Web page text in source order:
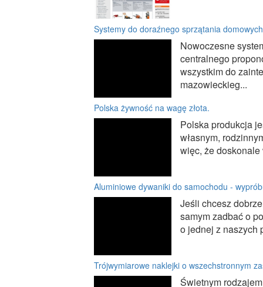
Systemy do doraźnego sprzątania
Nowoczesne
centralnego
wszystkim do
mazowieckieg...
Polska żywność na wagę złota.
Polska produkcja
własnym,
więc, że
Aluminiowe dywaniki do samochodu -
Jeśli chcesz
samym zadbać o
o jednej z naszych
Trójwymiarowe naklejki o wszechstronnym
Świetnym